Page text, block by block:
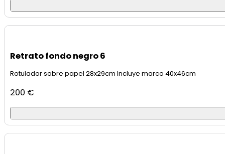
Retrato fondo negro 6
Rotulador sobre papel 28x29cm Incluye marco 40x46cm
200 €